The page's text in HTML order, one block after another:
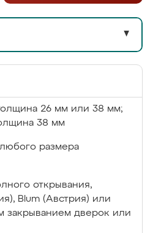
▼
26 мм или 38 мм;
38 мм
размера
открывания,
Blum (Австрия) или
закрыванием дверок или